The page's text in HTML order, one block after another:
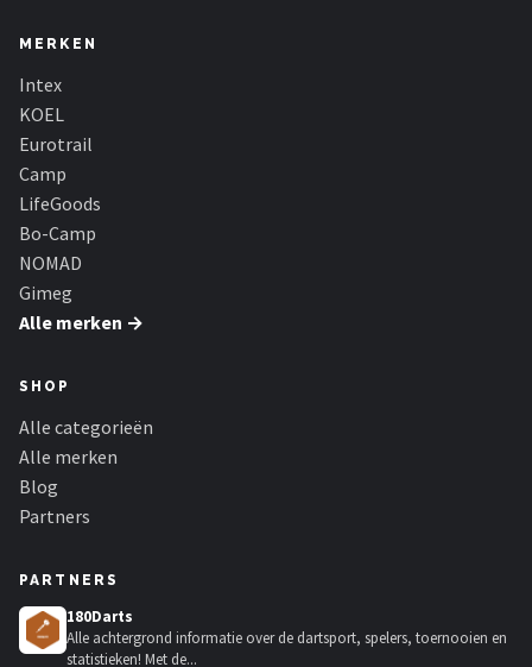
MERKEN
Intex
KOEL
Eurotrail
Camp
LifeGoods
Bo-Camp
NOMAD
Gimeg
Alle merken →
SHOP
Alle categorieën
Alle merken
Blog
Partners
PARTNERS
180Darts
Alle achtergrond informatie over de dartsport, spelers, toernooien en
statistieken! Met de...